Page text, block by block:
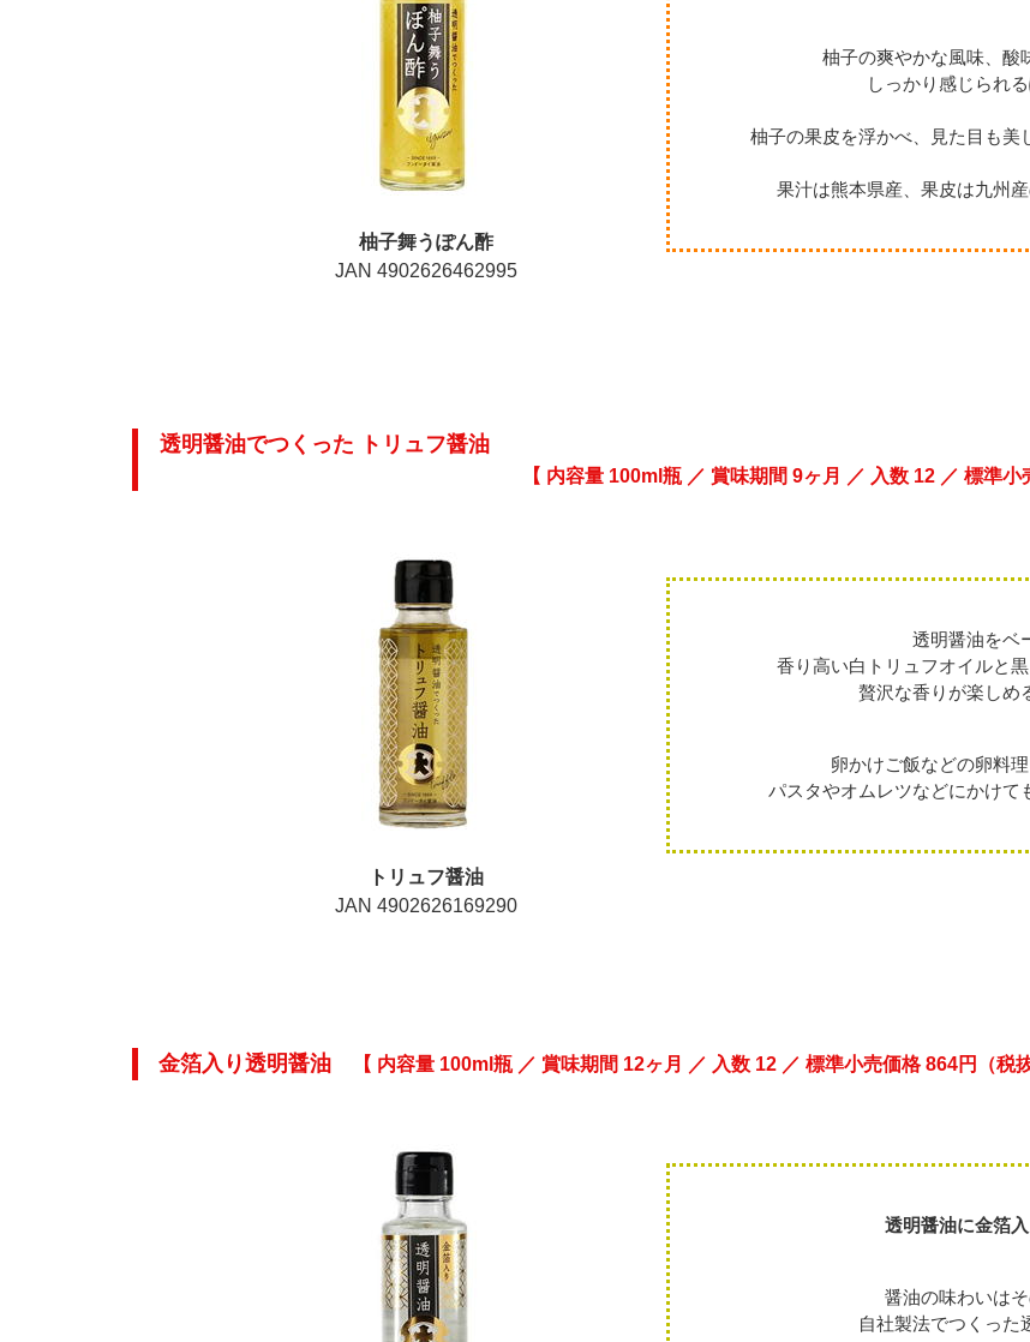
柚子舞うぽん酢
JAN 4902626462995
柚子の爽やかな風味、酸
しっかり感じられる
柚子の果皮を浮かべ、見た目も美
果汁は熊本県産、果皮は九州
透明醤油でつくった トリュフ醤油
【 内容量 100ml瓶 ／ 賞味期間 9ヶ月 ／ 入数 12 ／ 標準小売価格
トリュフ醤油
JAN 4902626169290
透明醤油をベ
香り高い白トリュフオイルと
贅沢な香りが楽しめ
卵かけご飯などの卵料理
パスタやオムレツなどにかけて
金箔入り透明醤油 【 内容量 100ml瓶 ／ 賞味期間 12ヶ月 ／ 入数 12 ／ 標準小売価格 864円（税
透明醤油に金箔入
醤油の味わいはそ
自社製法でつくった